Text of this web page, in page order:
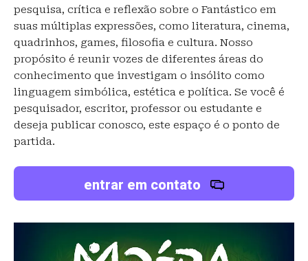
pesquisa, crítica e reflexão sobre o Fantástico em
suas múltiplas expressões, como literatura, cinema,
quadrinhos, games, filosofia e cultura. Nosso
propósito é reunir vozes de diferentes áreas do
conhecimento que investigam o insólito como
linguagem simbólica, estética e política. Se você é
pesquisador, escritor, professor ou estudante e
deseja publicar conosco, este espaço é o ponto de
partida.
entrar em contato